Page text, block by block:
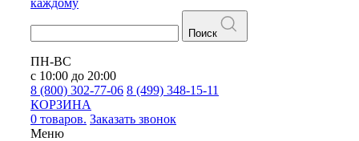
каждому
Поиск
ПН-ВС
с 10:00 до 20:00
8 (800) 302-77-06 8 (499) 348-15-11
КОРЗИНА
0 товаров. Заказать звонок
Меню